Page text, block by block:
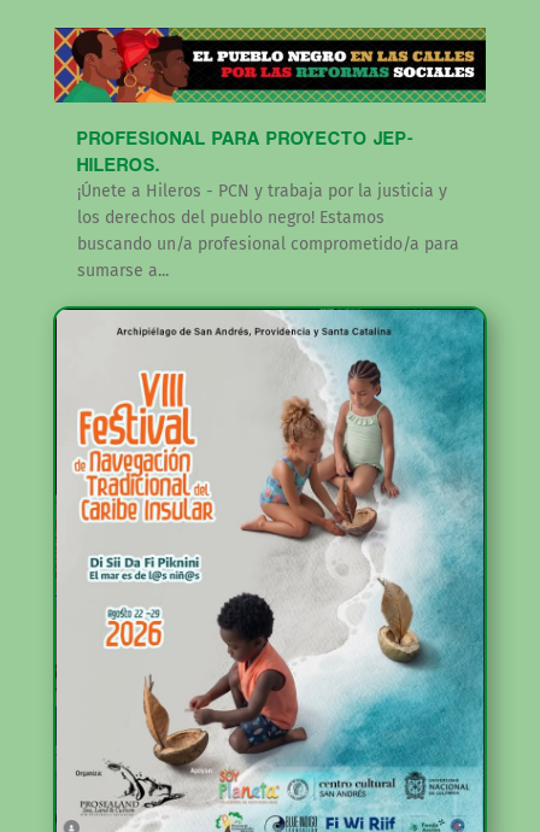
PROFESIONAL PARA PROYECTO JEP-
HILEROS.
¡Únete a Hileros - PCN y trabaja por la justicia y
los derechos del pueblo negro! Estamos
buscando un/a profesional comprometido/a para
sumarse a...